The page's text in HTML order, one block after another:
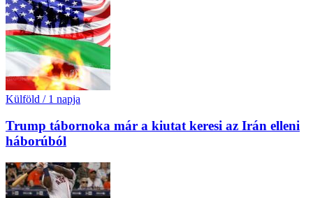
Külföld / 1 napja
Trump tábornoka már a kiutat keresi az Irán elleni
háborúból